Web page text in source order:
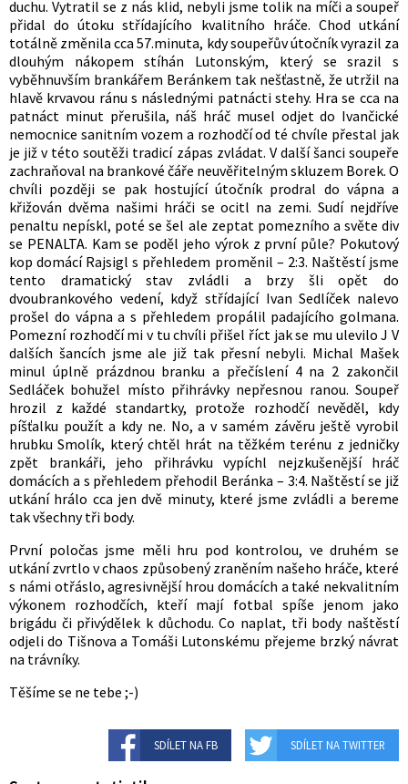
duchu. Vytratil se z nás klid, nebyli jsme tolik na míči a soupeř
přidal do útoku střídajícího kvalitního hráče. Chod utkání
totálně změnila cca 57.minuta, kdy soupeřův útočník vyrazil za
dlouhým nákopem stíhán Lutonským, který se srazil s
vyběhnuvším brankářem Beránkem tak nešťastně, že utržil na
hlavě krvavou ránu s následnými patnácti stehy. Hra se cca na
patnáct minut přerušila, náš hráč musel odjet do Ivančické
nemocnice sanitním vozem a rozhodčí od té chvíle přestal jak
je již v této soutěži tradicí zápas zvládat. V další šanci soupeře
zachraňoval na brankové čáře neuvěřitelným skluzem Borek. O
chvíli později se pak hostující útočník prodral do vápna a
křižován dvěma našimi hráči se ocitl na zemi. Sudí nejdříve
penaltu nepískl, poté se šel ale zeptat pomezního a světe div
se PENALTA. Kam se poděl jeho výrok z první půle? Pokutový
kop domácí Rajsigl s přehledem proměnil – 2:3. Naštěstí jsme
tento dramatický stav zvládli a brzy šli opět do
dvoubrankového vedení, když střídající Ivan Sedlíček nalevo
prošel do vápna a s přehledem propálil padajícího golmana.
Pomezní rozhodčí mi v tu chvíli přišel říct jak se mu ulevilo J V
dalších šancích jsme ale již tak přesní nebyli. Michal Mašek
minul úplně prázdnou branku a přečíslení 4 na 2 zakončil
Sedláček bohužel místo přihrávky nepřesnou ranou. Soupeř
hrozil z každé standartky, protože rozhodčí nevěděl, kdy
píšťalku použít a kdy ne. No, a v samém závěru ještě vyrobil
hrubku Smolík, který chtěl hrát na těžkém terénu z jedničky
zpět brankáři, jeho přihrávku vypíchl nejzkušenější hráč
domácích a s přehledem přehodil Beránka – 3:4. Naštěstí se již
utkání hrálo cca jen dvě minuty, které jsme zvládli a bereme
tak všechny tři body.
První poločas jsme měli hru pod kontrolou, ve druhém se
utkání zvrtlo v chaos způsobený zraněním našeho hráče, které
s námi otřáslo, agresivnější hrou domácích a také nekvalitním
výkonem rozhodčích, kteří mají fotbal spíše jenom jako
brigádu či přivýdělek k důchodu. Co naplat, tři body naštěstí
odjeli do Tišnova a Tomáši Lutonskému přejeme brzký návrat
na trávníky.
Těšíme se ne tebe ;-)
SDÍLET NA FB SDÍLET NA TWITTER